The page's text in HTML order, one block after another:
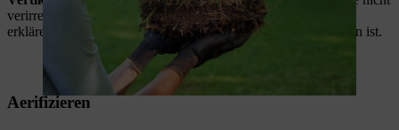
verirren, erläutern wir Ihnen die wichtigsten Unterschiede und
erklären Ihnen, welche Maßnahme die richtige für Ihren Garten ist.
Aerifizieren